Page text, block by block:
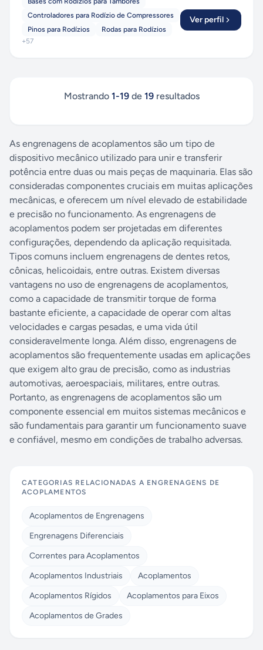
Controladores para Rodízio de Compressores
Pinos para Rodízios
Rodas para Rodízios
+57
Ver perfil
Mostrando 1-19de 19resultados
As engrenagens de acoplamentos são um tipo de
dispositivo mecânico utilizado para unir e transferir
potência entre duas ou mais peças de maquinaria. Elas são
consideradas componentes cruciais em muitas aplicações
mecânicas, e oferecem um nível elevado de estabilidade
e precisão no funcionamento. As engrenagens de
acoplamentos podem ser projetadas em diferentes
configurações, dependendo da aplicação requisitada.
Tipos comuns incluem engrenagens de dentes retos,
cônicas, helicoidais, entre outras. Existem diversas
vantagens no uso de engrenagens de acoplamentos,
como a capacidade de transmitir torque de forma
bastante eficiente, a capacidade de operar com altas
velocidades e cargas pesadas, e uma vida útil
consideravelmente longa. Além disso, engrenagens de
acoplamentos são frequentemente usadas em aplicações
que exigem alto grau de precisão, como as industrias
automotivas, aeroespaciais, militares, entre outras.
Portanto, as engrenagens de acoplamentos são um
componente essencial em muitos sistemas mecânicos e
são fundamentais para garantir um funcionamento suave
e confiável, mesmo em condições de trabalho adversas.
CATEGORIAS RELACIONADAS A ENGRENAGENS DE
ACOPLAMENTOS
Acoplamentos de Engrenagens
Engrenagens Diferenciais
Correntes para Acoplamentos
Acoplamentos Industriais
Acoplamentos
Acoplamentos Rígidos
Acoplamentos para Eixos
Acoplamentos de Grades